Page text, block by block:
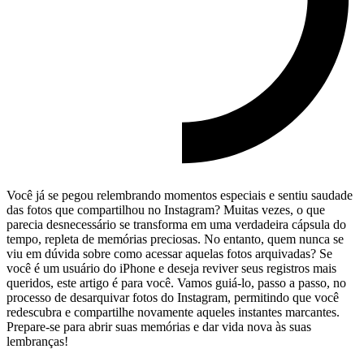
Você já ‍se pegou relembrando momentos especiais e sentiu saudade
das fotos que compartilhou no Instagram?​ Muitas vezes, o que
parecia desnecessário se transforma em⁣ uma‍ verdadeira cápsula do​
tempo, ‍repleta de ⁣memórias preciosas. No ⁢entanto,​ quem ​nunca se
viu em dúvida sobre⁤ como acessar aquelas fotos arquivadas?⁤ Se
você​ é ‌um usuário do iPhone⁤ e ‌deseja reviver ‌seus‍ registros⁤ mais
queridos, este artigo é para você. Vamos guiá-lo, passo ‌a passo, no
processo de desarquivar fotos ⁤do Instagram, ​permitindo ⁢que você
redescubra ‍e compartilhe novamente aqueles instantes marcantes.
Prepare-se para abrir suas memórias e ‍dar vida nova ⁣às suas
⁢lembranças!